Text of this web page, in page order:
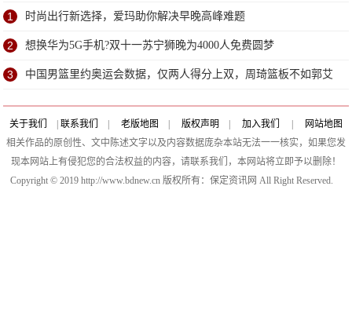
1 时尚出行新选择，爱玛助你解决早晚高峰难题
2 想换华为5G手机?双十一苏宁狮晚为4000人免费圆梦
3 中国男篮里约奥运会数据，仅两人得分上双，周琦篮板不如郭艾
伦
关于我们 联系我们 老版地图 版权声明 加入我们
网站地图
相关作品的原创性、文中陈述文字以及内容数据庞杂本站无法一一核实，如果您发
现本网站上有侵犯您的合法权益的内容，请联系我们，本网站将立即予以删除！
Copyright © 2019 http://www.bdnew.cn 版权所有：保定资讯网 All Right Reserved.